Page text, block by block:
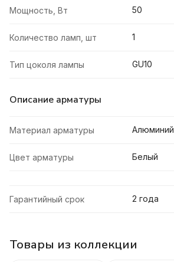
Мощность, Вт 50
Количество ламп, шт 1
Тип цоколя лампы GU10
Описание арматуры
Материал арматуры Алюминий
Цвет арматуры Белый
Гарантийный срок 2 года
Товары из коллекции